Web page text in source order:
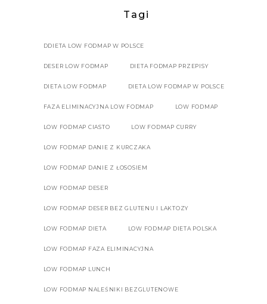
Tagi
DDIETA LOW FODMAP W POLSCE
DESER LOW FODMAP DIETA FODMAP PRZEPISY
DIETA LOW FODMAP DIETA LOW FODMAP W POLSCE
FAZA ELIMINACYJNA LOW FODMAP LOW FODMAP
LOW FODMAP CIASTO LOW FODMAP CURRY
LOW FODMAP DANIE Z KURCZAKA
LOW FODMAP DANIE Z ŁOSOSIEM
LOW FODMAP DESER
LOW FODMAP DESER BEZ GLUTENU I LAKTOZY
LOW FODMAP DIETA LOW FODMAP DIETA POLSKA
LOW FODMAP FAZA ELIMINACYJNA
LOW FODMAP LUNCH
LOW FODMAP NALEŚNIKI BEZGLUTENOWE